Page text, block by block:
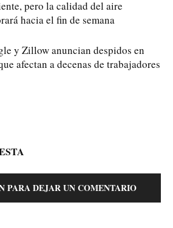
pero la calidad del aire
hacia el fin de semana
y Zillow anuncian despidos en
afectan a decenas de trabajadores
PARA DEJAR UN COMENTARIO